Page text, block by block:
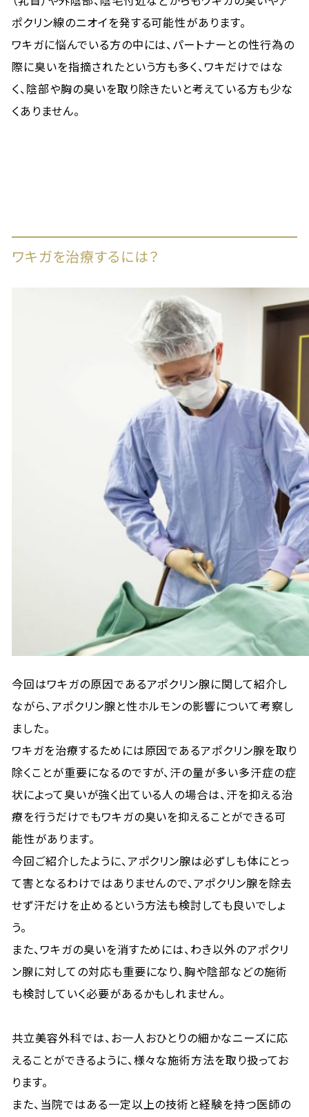
ポクリン線のニオイを発する可能性があります。
ワキガに悩んでいる方の中には、パートナーとの性行為の
際に臭いを指摘されたという方も多く、ワキだけではな
く、陰部や胸の臭いを取り除きたいと考えている方も少な
くありません。
ワキガを治療するには？
今回はワキガの原因であるアポクリン腺に関して紹介し
ながら、アポクリン腺と性ホルモンの影響について考察し
ました。
ワキガを治療するためには原因であるアポクリン腺を取り
除くことが重要になるのですが、汗の量が多い多汗症の症
状によって臭いが強く出ている人の場合は、汗を抑える治
療を行うだけでもワキガの臭いを抑えることができる可
能性があります。
今回ご紹介したように、アポクリン腺は必ずしも体にとっ
て害となるわけではありませんので、アポクリン腺を除去
せず汗だけを止めるという方法も検討しても良いでしょ
う。
また、ワキガの臭いを消すためには、わき以外のアポクリ
ン腺に対しての対応も重要になり、胸や陰部などの施術
も検討していく必要があるかもしれません。
共立美容外科では、お一人おひとりの細かなニーズに応
えることができるように、様々な施術方法を取り扱ってお
ります。
また、当院ではある一定以上の技術と経験を持つ医師の